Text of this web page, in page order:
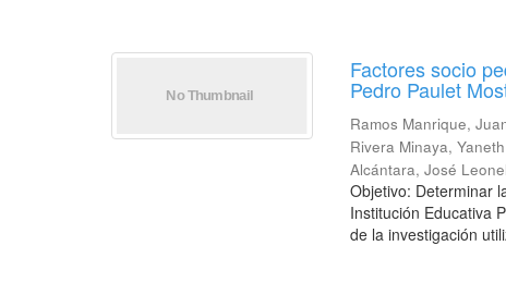
Factores socio
Pedro Paulet
Ramos Manrique,
Rivera Minaya,
Alcántara, José Leonel
Objetivo: Determinar
Institución Educativa
de la investigación